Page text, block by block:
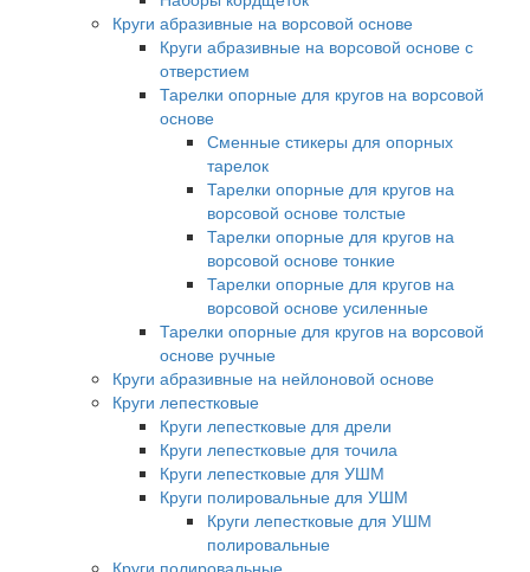
Круги абразивные на ворсовой основе
Круги абразивные на ворсовой основе с
отверстием
Тарелки опорные для кругов на ворсовой
основе
Сменные стикеры для опорных
тарелок
Тарелки опорные для кругов на
ворсовой основе толстые
Тарелки опорные для кругов на
ворсовой основе тонкие
Тарелки опорные для кругов на
ворсовой основе усиленные
Тарелки опорные для кругов на ворсовой
основе ручные
Круги абразивные на нейлоновой основе
Круги лепестковые
Круги лепестковые для дрели
Круги лепестковые для точила
Круги лепестковые для УШМ
Круги полировальные для УШМ
Круги лепестковые для УШМ
полировальные
Круги полировальные